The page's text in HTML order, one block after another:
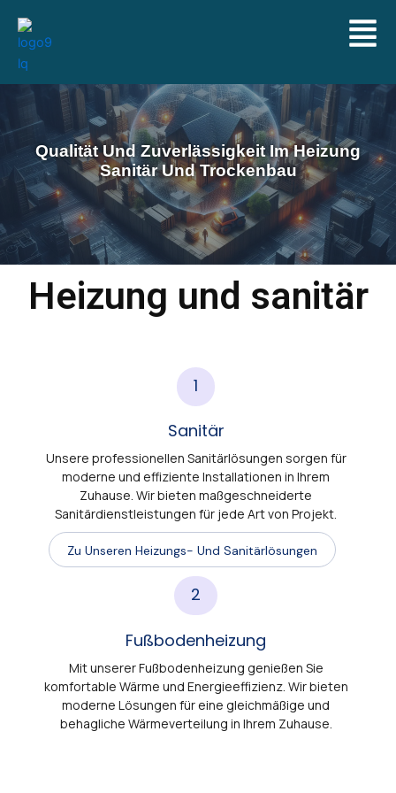
Qualität Und Zuverlässigkeit Im Heizung
Sanitär Und Trockenbau
Heizung und sanitär
1
Sanitär
Unsere professionellen Sanitärlösungen sorgen für
moderne und effiziente Installationen in Ihrem
Zuhause. Wir bieten maßgeschneiderte
Sanitärdienstleistungen für jede Art von Projekt.
Zu Unseren Heizungs- Und Sanitärlösungen
2
Fußbodenheizung
Mit unserer Fußbodenheizung genießen Sie
komfortable Wärme und Energieeffizienz. Wir bieten
moderne Lösungen für eine gleichmäßige und
behagliche Wärmeverteilung in Ihrem Zuhause.